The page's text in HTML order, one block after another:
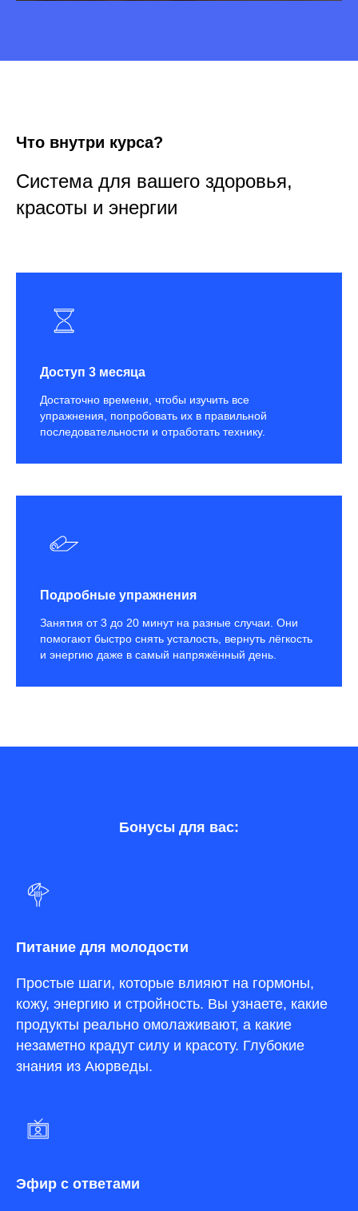
Что внутри курса?
Система для вашего здоровья,
красоты и энергии
Доступ 3 месяца
Достаточно времени, чтобы изучить все
упражнения, попробовать их в правильной
последовательности и отработать технику.
Подробные упражнения
Занятия от 3 до 20 минут на разные случаи. Они
помогают быстро снять усталость, вернуть лёгкость
и энергию даже в самый напряжённый день.
Бонусы для вас:
Питание для молодости
Простые шаги, которые влияют на гормоны,
кожу, энергию и стройность. Вы узнаете, какие
продукты реально омолаживают, а какие
незаметно крадут силу и красоту. Глубокие
знания из Аюрведы.
Эфир с ответами